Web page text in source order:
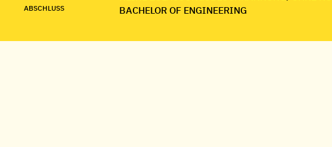
ABSCHLUSS BACHELOR OF ENGINEERING